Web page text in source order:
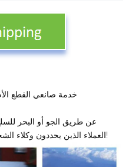
خدمة صانعي القطع
1. عن طريق الجو أو البحر
2. العملاء الذين يحددون وكلاء الشحن أو طرق الشحن القابلة للتداول!